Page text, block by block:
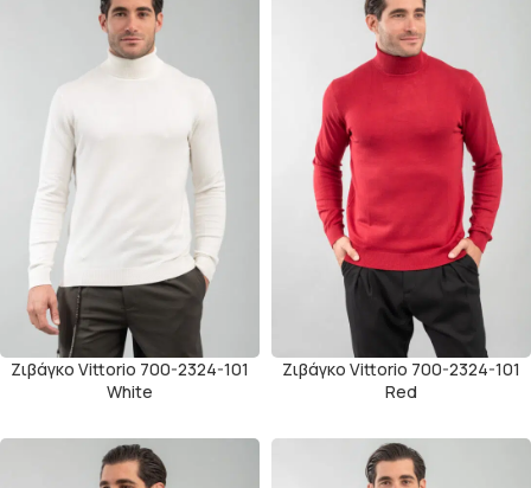
Ζιβάγκο Vittorio 700-2324-101
White
Ζιβάγκο Vittorio 700-2324-101
Red